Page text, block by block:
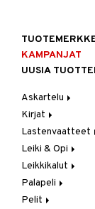
KAMPANJAT
UUSIA
Askartelu
Askartelusetti
Helmet
Koulutarvikkeet
Muovailuvaha
Piirrä ja maalaa
Kirjat
Askartelukirjat
Maalauskirjat
Päiväkirjat
Lastenvaatteet
Alaosat
Leggingsit
Alusvaatteet &
Kengät
Mekot
Leiki & Opi
Opetuslelut
Oppimispelit
Soittimet
Leikkikalut
Ajoneuvot
Autoradat
Eläimet
Palapeli
1000 palaa
Pelit